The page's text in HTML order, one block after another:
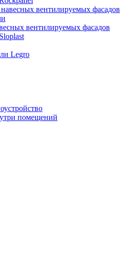
вентилируемых фасадов
вентилируемых фасадов
Legro
помещений